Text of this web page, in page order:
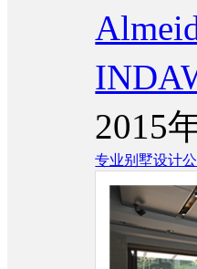
2015
专业别墅设计